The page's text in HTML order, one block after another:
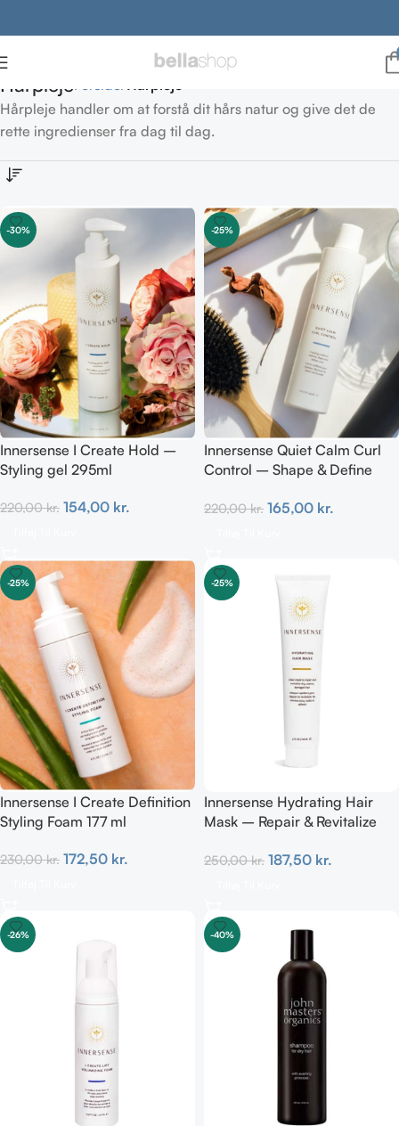
Hårpleje
Hårpleje handler om at forstå dit hårs natur og give det de
rette ingredienser fra dag til dag.
-30%
Innersense I Create Hold –
Styling gel 295ml
220,00kr. 154,00 kr.
-25%
Innersense Quiet Calm Curl
Control – Shape & Define
220,00kr. 165,00 kr.
-25%
Innersense I Create Definition
Styling Foam 177 ml
230,00kr. 172,50 kr.
-25%
Innersense Hydrating Hair
Mask – Repair & Revitalize
250,00kr. 187,50 kr.
-26% -40%